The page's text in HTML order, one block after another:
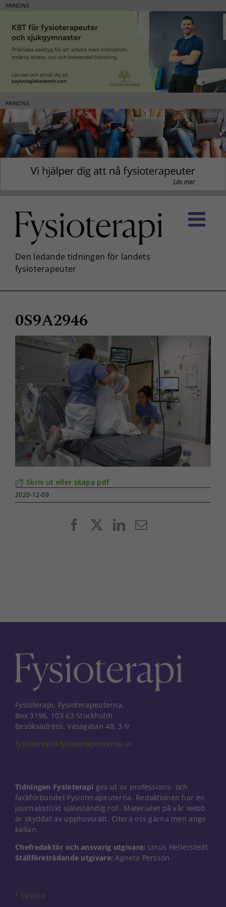
ANNONS
ANNONS
innehållet
0S9A2946
Skriv ut eller skapa pdf
2020-12-09
FacebookLinkedIn
E-
Fysioterapi, Fysioterapeuterna,
Box 3196, 103 63 Stockholm
Besöksadress: Vasagatan 48, 3 tr
fysioterapi@fysioterapeuterna.se
Tidningen Fysioterapi ges ut av professions- och
fackförbundet Fysioterapeuterna. Redaktionen har en
journalistiskt självständig roll. Materialet på vår webb
är skyddat av upphovsrätt. Citera oss gärna men ange
källan.
Chefredaktör och ansvarig utgivare: Linus Hellerstedt
Ställföreträdande utgivare: Agneta Persson
Lyssna
Nödvändiga